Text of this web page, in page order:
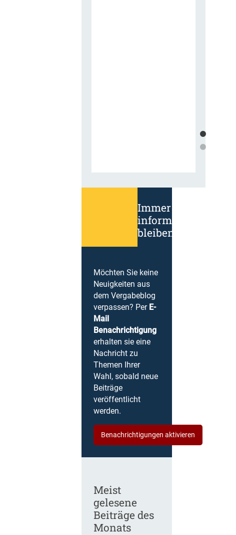
Immer
informiert
bleiben!
Möchten Sie keine
Neuigkeiten aus
dem Vergabeblog
verpassen? Per E-
Mail
Benachrichtigung
erhalten sie eine
Nachricht zu
Themen Ihrer
Wahl, sobald neue
Beiträge
veröffentlicht
werden.
Benachrichtigungen aktivieren
Meist
gelesene
Beiträge des
Monats